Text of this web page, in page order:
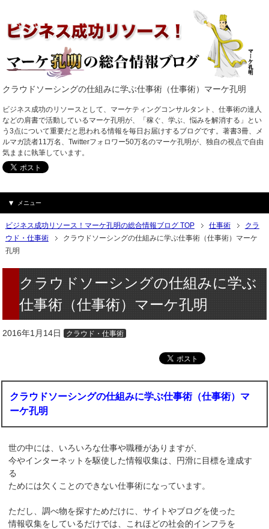
クラウドソーシングの仕組みに学ぶ仕事術（仕事術）マーケ孔明
ビジネス成功のリソースとして、マーケティングコンサルタント、仕事術の達人
などの肩書で活動しているマーケ孔明が、「稼ぐ、学ぶ、悩みを解消する」とい
う3点について重要だと思われる情報を毎日お届けするブログです。著書3冊、メ
ルマガ読者11万名、Twitterフォロワー50万名のマーケ孔明が、独自の視点で自由
気ままに執筆しています。
メニュー
ビジネス成功リソース！マーケ孔明の総合情報ブログ TOP 仕事術
クラ
ウド・仕事術
クラウドソーシングの仕組みに学ぶ仕事術（仕事術）マーケ
孔明
クラウドソーシングの仕組みに学ぶ
仕事術（仕事術）マーケ孔明
2016年1月14日 クラウド・仕事術
クラウドソーシングの仕組みに学ぶ仕事術（仕事術）マ
ーケ孔明
世の中には、いろいろな仕事や職種がありますが、
今やインターネットを駆使した情報収集は、円滑に目標を達成す
る
ためには欠くことのできない仕事術になっています。
ただし、調べ物を探すためだけに、サイトやブログを使った
情報収集をしているだけでは、これほどの社会的インフラを